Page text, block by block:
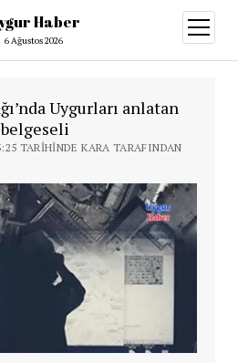
Haber
6 Ağustos 2026
aç
Uygurları anlatan
belgeseli
TARIHINDE KARA TARAFINDAN